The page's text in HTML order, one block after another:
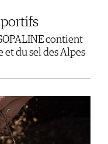
contient
et du sel des Alpes